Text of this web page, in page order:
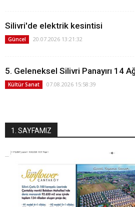
Silivri'de elektrik kesintisi
Güncel 20.07.2026 13:21:32
5. Geleneksel Silivri Panayırı 14
Kültür Sanat 07.08.2026 15:58:39
1. SAYFAMIZ